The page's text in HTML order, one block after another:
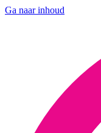
Ga naar inhoud